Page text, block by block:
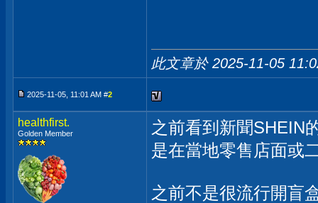
此文章於 2025-11-05
2025-11-05, 11:01 AM #2
healthfirst.
Golden Member
之前看到新聞SHEIN
是在當地零售店面或
之前不是很流行開盲